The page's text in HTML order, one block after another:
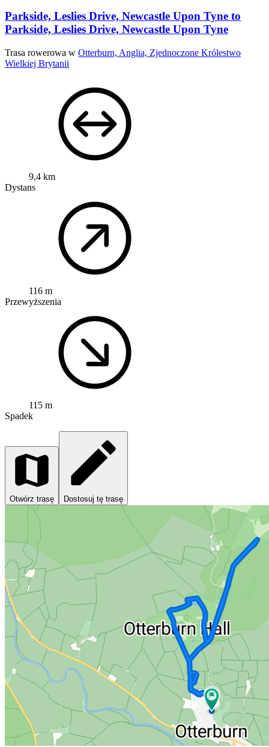
Parkside, Leslies Drive, Newcastle Upon Tyne to
Parkside, Leslies Drive, Newcastle Upon Tyne
Trasa rowerowa w Otterburn, Anglia, Zjednoczone Królestwo
Wielkiej Brytanii
9,4 km
Dystans
116 m
Przewyższenia
115 m
Spadek
Otwórz trasę Dostosuj tę trasę